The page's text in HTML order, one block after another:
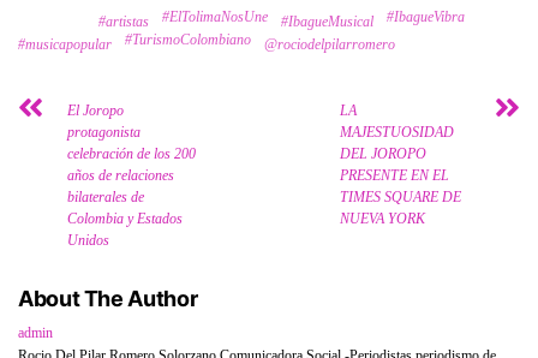
#artistas #ElTolimaNosUne #IbagueMusical
#IbagueVibra
#musicapopular
#TurismoColombiano @rociodelpilarromero
El Joropo
protagonista
celebración de los 200
años de relaciones
bilaterales de
Colombia y Estados
Unidos
LA
MAJESTUOSIDAD
DEL JOROPO
PRESENTE EN EL
TIMES SQUARE DE
NUEVA YORK
About The Author
admin